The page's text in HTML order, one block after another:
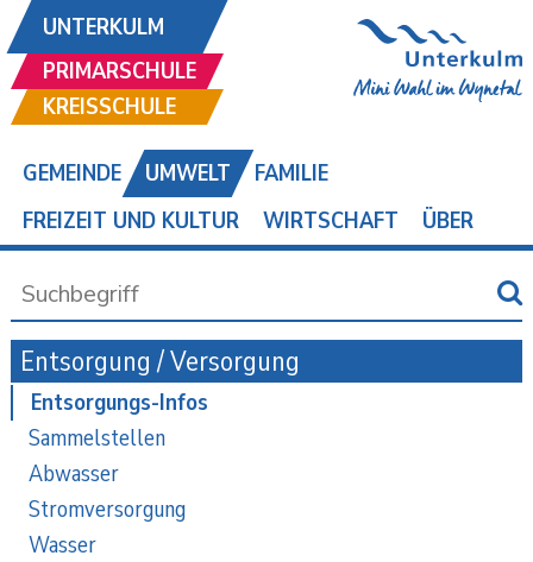
UNTERKULM
PRIMARSCHULE
KREISSCHULE
GEMEINDE UMWELT
FAMILIE
FREIZEIT UND KULTUR
WIRTSCHAFT ÜBER
Entsorgung / Versorgung
Entsorgungs-Infos
Sammelstellen
Abwasser
Stromversorgung
Wasser